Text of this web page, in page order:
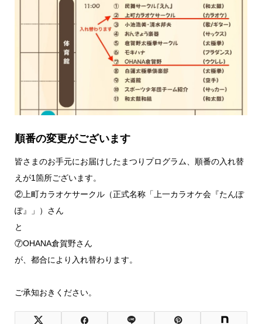
順番の変更がございます
皆さまのお手元にお届けしたまつりプログラム、順番の入れ替
えが1箇所ございます。
②上町カラオケサークル（正式名称「上一カラオケ会『たんぽ
ぽ』」）さん
と
⑦OHANA倉賀野さん
が、都合により入れ替わります。
ご承知おきください。